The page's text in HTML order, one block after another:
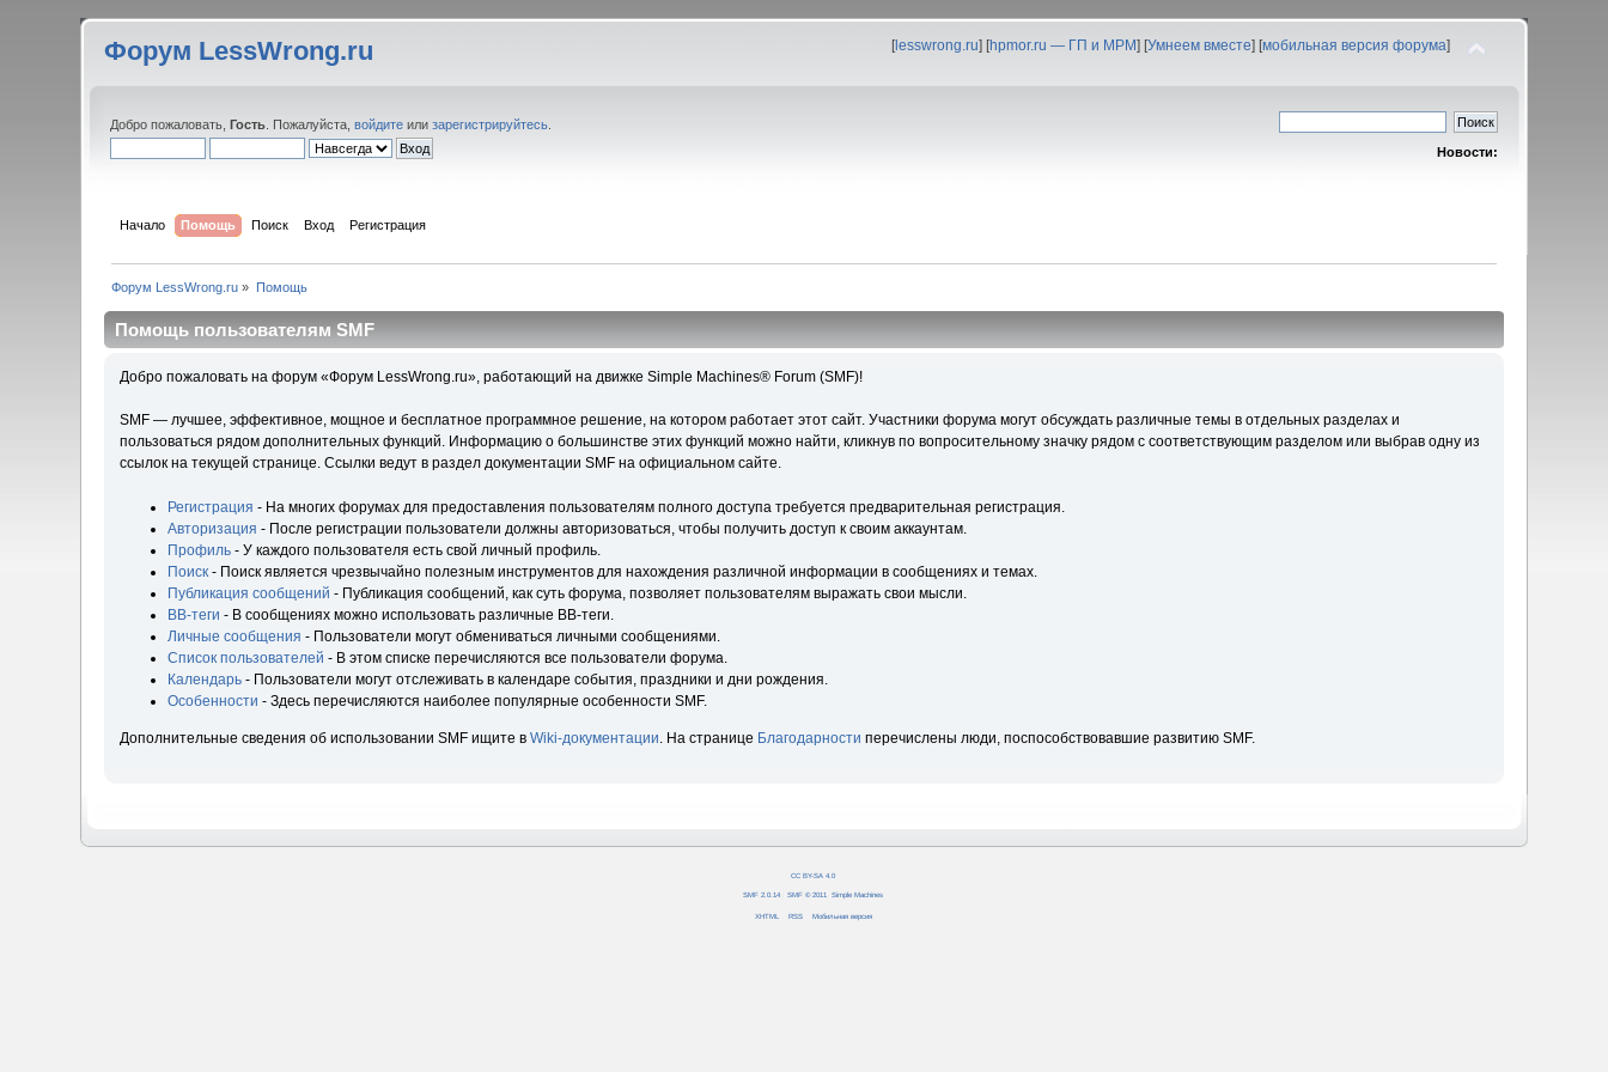
Форум LessWrong.ru [lesswrong.ru] [hpmor.ru — ГП и МРМ] [Умнеем вместе] [мобильная версия форума]
Добро пожаловать,Гость . Пожалуйста,войдите илизарегистрируйтесь
Новости:
Начало Помощь Поиск Вход Регистрация
Форум LessWrong.ru » Помощь
Помощь пользователям SMF
Добро пожаловать на форум «Форум LessWrong.ru», работающий на движке Simple Machines® Forum (SMF)!
SMF — лучшее, эффективное, мощное и бесплатное программное решение, на котором работает этот сайт. Участники форума могут обсуждать различные темы в отдельных разделах и
пользоваться рядом дополнительных функций. Информацию о большинстве этих функций можно найти, кликнув по вопросительному значку рядом с соответствующим разделом или выбрав одну из
ссылок на текущей странице. Ссылки ведут в раздел документации SMF на официальном сайте.
Регистрация - На многих форумах для предоставления пользователям полного доступа требуется предварительная регистрация.
Авторизация - После регистрации пользователи должны авторизоваться, чтобы получить доступ к своим аккаунтам.
Профиль- У каждого пользователя есть свой личный профиль.
Поиск- Поиск является чрезвычайно полезным инструментов для нахождения различной информации в сообщениях и темах.
Публикация сообщений - Публикация сообщений, как суть форума, позволяет пользователям выражать свои мысли.
BB-теги - В сообщениях можно использовать различные BB-теги.
Личные сообщения - Пользователи могут обмениваться личными сообщениями.
Список пользователей - В этом списке перечисляются все пользователи форума.
Календарь- Пользователи могут отслеживать в календаре события, праздники и дни рождения.
Особенности - Здесь перечисляются наиболее популярные особенности SMF.
Дополнительные сведения об использовании SMF ищите в Wiki-документации . На странице Благодарности перечислены люди, поспособствовавшие развитию SMF.
CC BY-SA 4.0
SMF 2.0.14 SMF © 2011 Simple Machines
XHTML RSS Мобильная версия